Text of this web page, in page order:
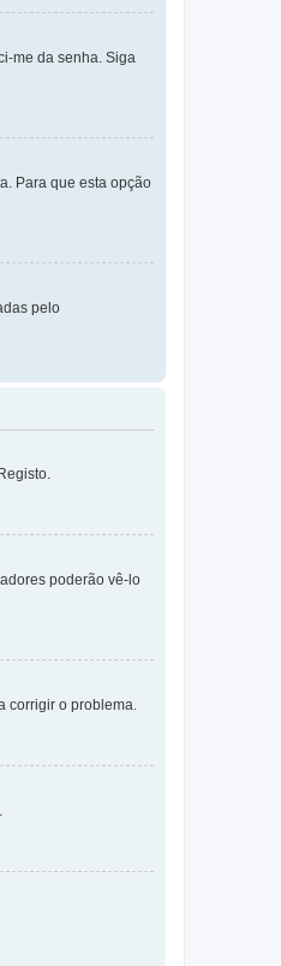
me da senha. Siga
Para que esta opção
pelo
poderão vê-lo
corrigir o problema.